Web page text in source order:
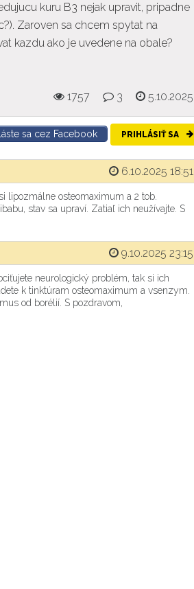
kuru B3 nejak upravit, pripadne
Zaroven sa chcem spytat na
kazdu ako je uvedene na obale?
1757 3 5.10.2025
sa cez Facebook PRIHLÁSIŤ SA
6.10.2025 18:51
lipozmálne osteomaximum a 2 tob.
stav sa upraví. Zatiaľ ich neužívajte. S
9.10.2025 23:15
neurologický problém, tak si ich
k tinktúram osteomaximum a vsenzym.
od borélií. S pozdravom,